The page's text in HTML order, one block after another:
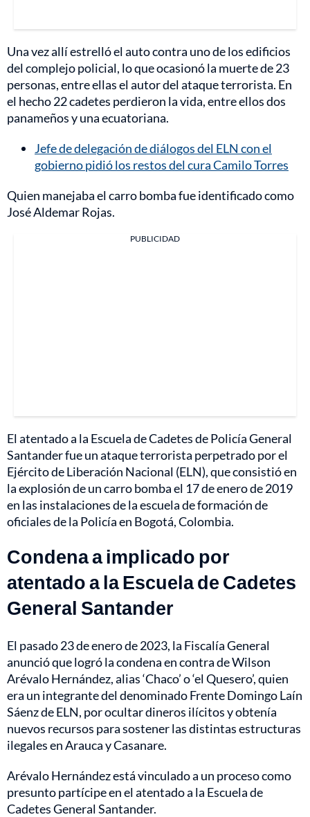
Una vez allí estrelló el auto contra uno de los edificios
del complejo policial, lo que ocasionó la muerte de 23
personas, entre ellas el autor del ataque terrorista. En
el hecho 22 cadetes perdieron la vida, entre ellos dos
panameños y una ecuatoriana.
Jefe de delegación de diálogos del ELN con el
gobierno pidió los restos del cura Camilo Torres
Quien manejaba el carro bomba fue identificado como
José Aldemar Rojas.
PUBLICIDAD
El atentado a la Escuela de Cadetes de Policía General
Santander fue un ataque terrorista perpetrado por el
Ejército de Liberación Nacional (ELN), que consistió en
la explosión de un carro bomba el 17 de enero de 2019
en las instalaciones de la escuela de formación de
oficiales de la Policía en Bogotá, Colombia.
Condena a implicado por
atentado a la Escuela de Cadetes
General Santander
El pasado 23 de enero de 2023, la Fiscalía General
anunció que logró la condena en contra de Wilson
Arévalo Hernández, alias ‘Chaco’ o ‘el Quesero’, quien
era un integrante del denominado Frente Domingo Laín
Sáenz de ELN, por ocultar dineros ilícitos y obtenía
nuevos recursos para sostener las distintas estructuras
ilegales en Arauca y Casanare.
Arévalo Hernández está vinculado a un proceso como
presunto partícipe en el atentado a la Escuela de
Cadetes General Santander.